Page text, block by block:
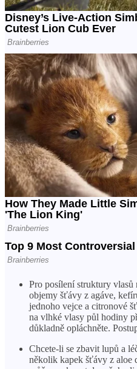
Pro posílení struktury vlasů
objemy šťávy z agáve,
jednoho vejce a citronové
na vlhké vlasy půl hodiny
důkladně opláchněte.
Chcete-li se zbavit lupů a
několik kapek šťávy z aloe